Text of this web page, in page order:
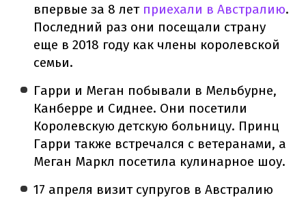
впервые за 8 лет приехали в Австралию.
Последний раз они посещали страну
еще в 2018 году как члены королевской
семьи.
Гарри и Меган побывали в Мельбурне,
Канберре и Сиднее. Они посетили
Королевскую детскую больницу. Принц
Гарри также встречался с ветеранами, а
Меган Маркл посетила кулинарное шоу.
17 апреля визит супругов в Австралию